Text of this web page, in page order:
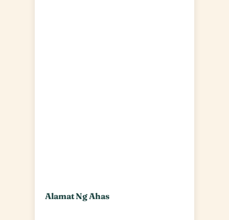
Alamat Ng Ahas